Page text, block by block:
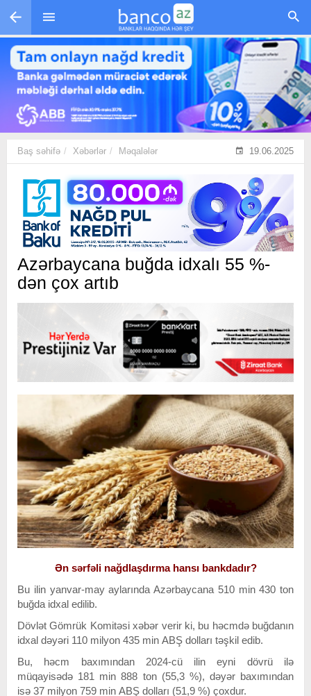
Skip to main content
Baş səhifə Xəbərlər Məqalələr 19.06.2025
Azərbaycana buğda idxalı 55 %-
dən çox artıb
Ən sərfəli nağdlaşdırma hansı bankdadır?
Bu ilin yanvar-may aylarında Azərbaycana 510 min 430 ton
buğda idxal edilib.
Dövlət Gömrük Komitəsi xəbər verir ki, bu həcmdə buğdanın
idxal dəyəri 110 milyon 435 min ABŞ dolları təşkil edib.
Bu, həcm baxımından 2024-cü ilin eyni dövrü ilə
müqayisədə 181 min 888 ton (55,3 %), dəyər baxımından
isə 37 milyon 759 min ABŞ dolları (51,9 %) çoxdur.